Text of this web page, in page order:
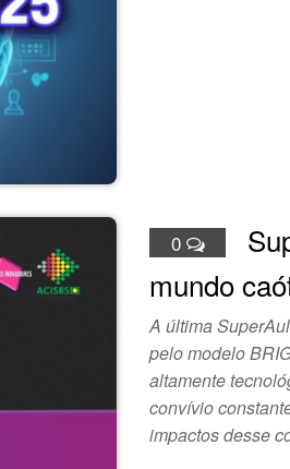
0
mundo
A última
pelo modelo
altamente
convívio
impactos desse